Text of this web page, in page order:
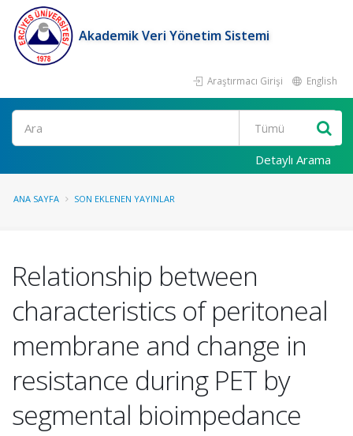
Akademik Veri Yönetim Sistemi
Araştırmacı Girişi English
Ara
Detaylı Arama
ANA SAYFA SON EKLENEN YAYINLAR
Relationship between
characteristics of peritoneal
membrane and change in
resistance during PET by
segmental bioimpedance